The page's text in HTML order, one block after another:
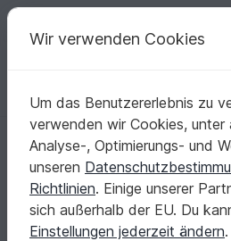
Deine kreativen Ideen
Deutsch | € (EUR)
Startseite Häkeln Festlichkeiten
Häkelanleitung: Joey Schneemann
Häkelanleitung: Joey
Wir verwenden Cookies
Um das Benutzererlebnis zu
verwenden wir Cookies, unter
Analyse-, Optimierungs- und
unseren
Richtlinien. Einige unserer
sich außerhalb der EU. Du
Einstellungen jederzeit ändern